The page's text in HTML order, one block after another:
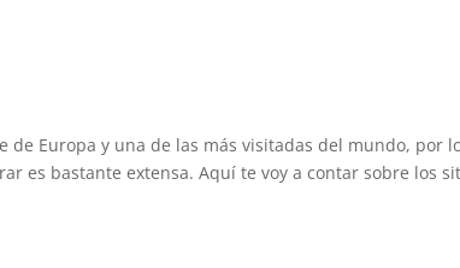
Europa y una de las más visitadas del mundo, por
es bastante extensa. Aquí te voy a contar sobre los